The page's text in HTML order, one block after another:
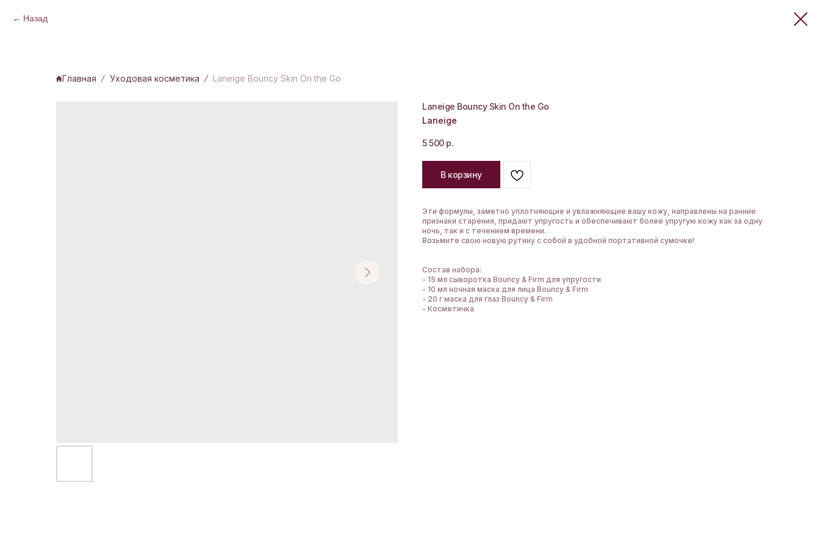
Назад
Главная Уходовая косметика Laneige Bouncy Skin On the Go
Laneige Bouncy Skin On the Go
Laneige
5 500 р.
В корзину
Эти формулы, заметно уплотняющие и увлажняющие вашу кожу, направлены на ранние
признаки старения, придают упругость и обеспечивают более упругую кожу как за одну
ночь, так и с течением времени.
Возьмите свою новую рутину с собой в удобной портативной сумочке!
Состав набора:
- 15 мл сыворотка Bouncy & Firm для упругости
- 10 мл ночная маска для лица Bouncy & Firm
- 20 г маска для глаз Bouncy & Firm
- Косметичка